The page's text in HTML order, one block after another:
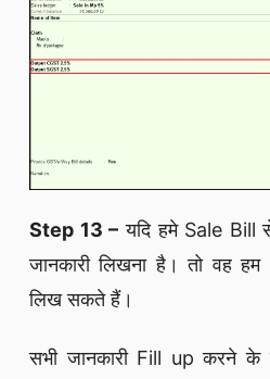
Step 13 – यदि हमे Sale Bill
जानकारी लिखना है। तो वह
लिख सकते हैं।
सभी जानकारी Fill up करने